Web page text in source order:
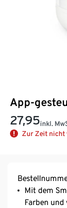
App-
27,95inkl.
Zur Zeit nicht
Mit dem
Farben